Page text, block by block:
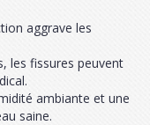
aggrave les
les fissures peuvent
ambiante et une
saine.